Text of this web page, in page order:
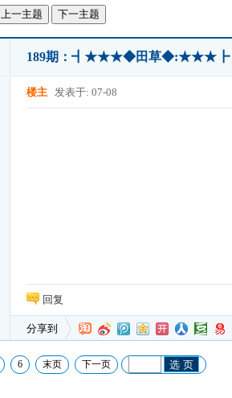
上一主题 下一主题
189期：┫★★★◆田草◆:★★★┣
楼主 发表于: 07-08
回复
分享到
6 末页 下一页 选 页